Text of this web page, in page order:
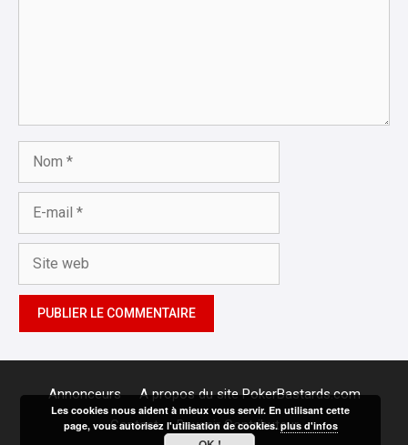
Nom
Site
Annonceurs
A propos du site PokerBastards.com
Contact
Devenir Contributeur
Les cookies nous aident à mieux vous servir. En utilisant cette
page, vous autorisez l'utilisation de cookies.plus d'infos